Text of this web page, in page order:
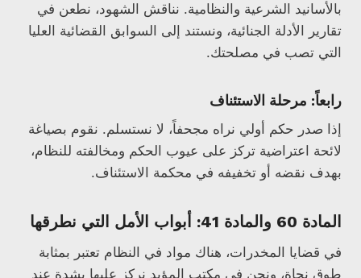
بالأسانيد الشرعية والنظامية. نناقش الشهود، نطعن في
تقارير الأدلة الجنائية، ونستند إلى السوابق القضائية العليا
التي تصب في مصلحتك.
رابعاً: مرحلة الاستئناف
إذا صدر حكم أولي نراه مجحفاً، لا نستسلم. نقوم بصياغة
لائحة اعتراضية تركز على عيوب الحكم ومخالفته للنظام،
بهدف نقضه أو تخفيفه في محكمة الاستئناف.
المادة 60 والمادة 41: أبواب الأمل التي نطرقها
في قضايا المخدرات، هناك مواد في النظام تعتبر بمثابة
طوق نجاة، ونحن في مكتب المؤيد نركز عليها بشدة عند